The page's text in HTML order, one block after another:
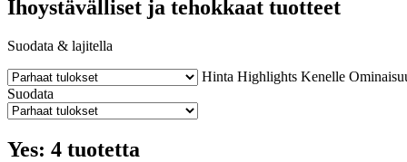
Ihoystävälliset ja tehokkaat tuotteet
Suodata & lajitella
Hinta Highlights Kenelle
Suodata
Yes: 4 tuotetta